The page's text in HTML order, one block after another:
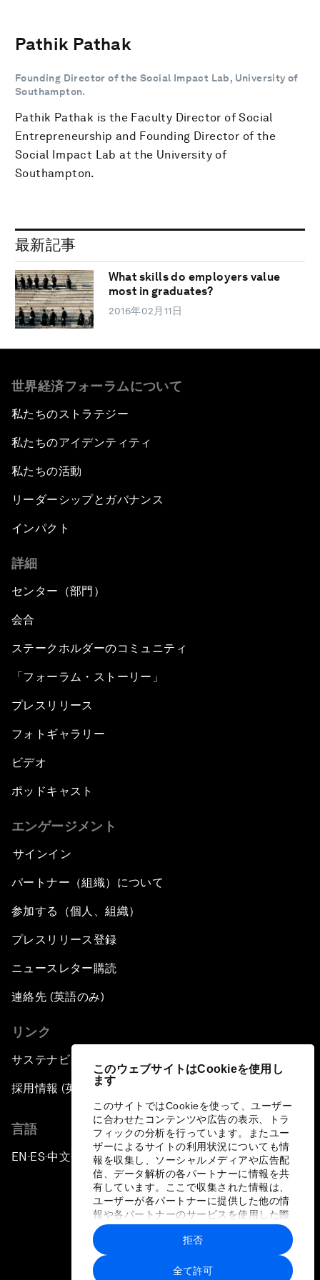
このウェブサイトはCookieを使用し
ます
このサイトではCookieを使って、ユーザー
に合わせたコンテンツや広告の表示、トラ
フィックの分析を行っています。またユー
ザーによるサイトの利用状況についても情
報を収集し、ソーシャルメディアや広告配
信、データ解析の各パートナーに情報を共
有しています。ここで収集された情報は、
ユーザーが各パートナーに提供した他の情
報や各パートナーのサービスを使用した際
に収集された情報と組み合わされ、各パー
トナーによって使用されることがありま
す。
全て許可
拒否
Pathik Pathak
Founding Director of the Social Impact Lab, University of
Southampton.
Pathik Pathak is the Faculty Director of Social
Entrepreneurship and Founding Director of the
Social Impact Lab at the University of
Southampton.
最新記事
What skills do employers value
most in graduates?
2016年02月11日
世界経済フォーラムについて
私たちのストラテジー
私たちのアイデンティティ
私たちの活動
リーダーシップとガバナンス
インパクト
詳細
センター（部門）
会合
ステークホルダーのコミュニティ
「フォーラム・ストーリー」
プレスリリース
フォトギャラリー
ビデオ
ポッドキャスト
エンゲージメント
サインイン
パートナー（組織）について
参加する（個人、組織）
プレスリリース登録
ニュースレター購読
連絡先 (英語のみ)
リンク
サステナビリティへの取り組み
採用情報 (英語のみ)
言語
EN ▪ES▪中文▪ 日本語
プライバシーポリシーと利用規約